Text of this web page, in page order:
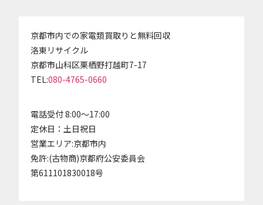
京都市内での家電類買取りと無料回収
洛東リサイクル
京都市山科区栗栖野打越町7-17
TEL:080-4765-0660
電話受付 8:00～17:00
定休日：土日祝日
営業エリア:京都市内
免許:(古物商)京都府公安委員会
第611101830018号